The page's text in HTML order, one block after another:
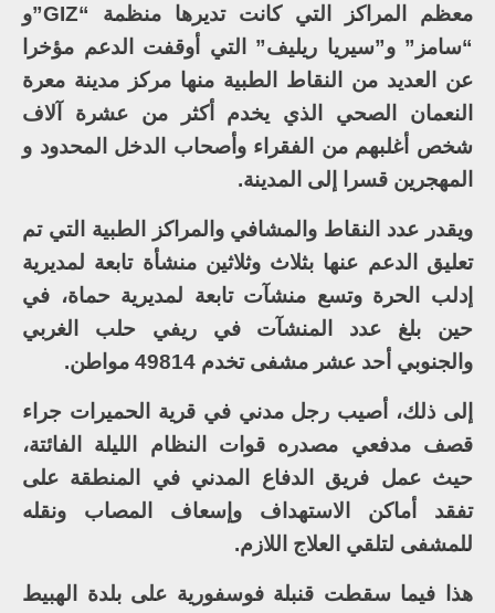
معظم المراكز التي كانت تديرها منظمة “GIZ”و
“سامز” و”سيريا ريليف” التي أوقفت الدعم مؤخرا
عن العديد من النقاط الطبية منها مركز مدينة معرة
النعمان الصحي الذي يخدم أكثر من عشرة آلاف
شخص أغلبهم من الفقراء وأصحاب الدخل المحدود و
المهجرين قسرا إلى المدينة.
ويقدر عدد النقاط والمشافي والمراكز الطبية التي تم
تعليق الدعم عنها بثلاث وثلاثين منشأة تابعة لمديرية
إدلب الحرة وتسع منشآت تابعة لمديرية حماة، في
حين بلغ عدد المنشآت في ريفي حلب الغربي
والجنوبي أحد عشر مشفى تخدم 49814 مواطن.
إلى ذلك، أصيب رجل مدني في قرية الحميرات جراء
قصف مدفعي مصدره قوات النظام الليلة الفائتة،
حيث عمل فريق الدفاع المدني في المنطقة على
تفقد أماكن الاستهداف وإسعاف المصاب ونقله
للمشفى لتلقي العلاج اللازم.
هذا فيما سقطت قنبلة فوسفورية على بلدة الهبيط